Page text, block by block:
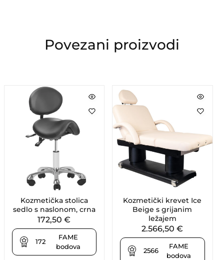
Povezani proizvodi
Kozmetička stolica
sedlo s naslonom, crna
172,50€
172
FAME
bodova
Kozmetički krevet Ice
Beige s grijanim
ležajem
2.566,50€
2566
FAME
bodova